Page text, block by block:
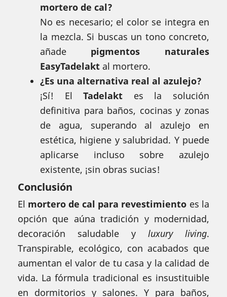
mortero de cal?
No es necesario; el color se integra en
la mezcla. Si buscas un tono concreto,
añade pigmentos naturales
EasyTadelakt al mortero.
¿Es una alternativa real al azulejo?
¡Sí! El Tadelakt es la solución
definitiva para baños, cocinas y zonas
de agua, superando al azulejo en
estética, higiene y salubridad. Y puede
aplicarse incluso sobre azulejo
existente, ¡sin obras sucias!
Conclusión
El mortero de cal para revestimiento es la
opción que aúna tradición y modernidad,
decoración saludable y luxury living.
Transpirable, ecológico, con acabados que
aumentan el valor de tu casa y la calidad de
vida. La fórmula tradicional es insustituible
en dormitorios y salones. Y para baños,